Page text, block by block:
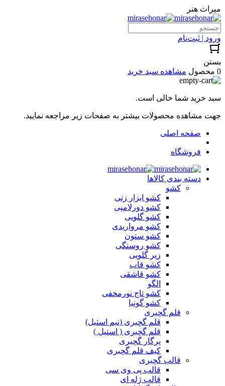
میراث هنر
ورود | ثبت‌نام
بستن
0 محصول
مشاهده سبد خرید
سبد خرید شما خالی است.
جهت مشاهده محصولات بیشتر به صفحات زیر مراجعه نمایید.
صفحه اصلی
فروشگاه
دسته بندی کالاها
کشو
کشو ابزار زنی
کشو دورلامپی
کشو گلویی
کشو مرواریدی
کشو ستون
کشو روسنگی
زیر گلویی
کشو قاب
کشو قاشقی
الگو
کشو تاج نورمخفی
کشو گونیا
قلم گچبری
قلم گچبری (نیم استیل)
قلم گچبری ( استیل )
پرگار گچبری
کیف قلم گچبری
قالب گچبری
قالب پی وی سی
قالب ژله ای